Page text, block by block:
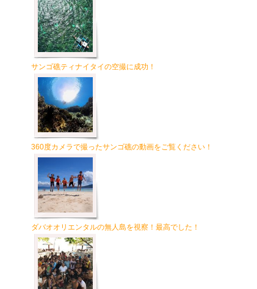
サンゴ礁ティナイタイの空撮に成功！
360度カメラで撮ったサンゴ礁の動画をご覧ください！
ダバオオリエンタルの無人島を視察！最高でした！